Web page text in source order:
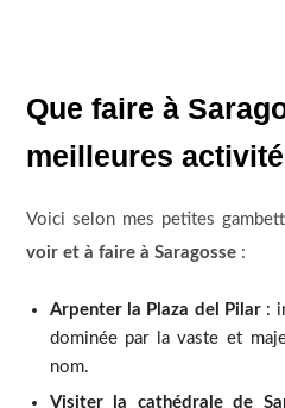
Que faire à
meilleures
Voici selon mes petites
voir et à faire à Saragosse:
Arpenter la Plaza del Pilar :
dominée par la vaste et
nom.
Visiter la cathédrale de